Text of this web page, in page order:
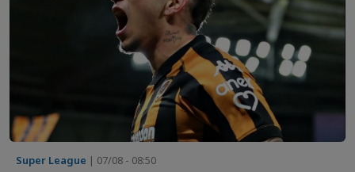
Super League | 07/08 - 08:50